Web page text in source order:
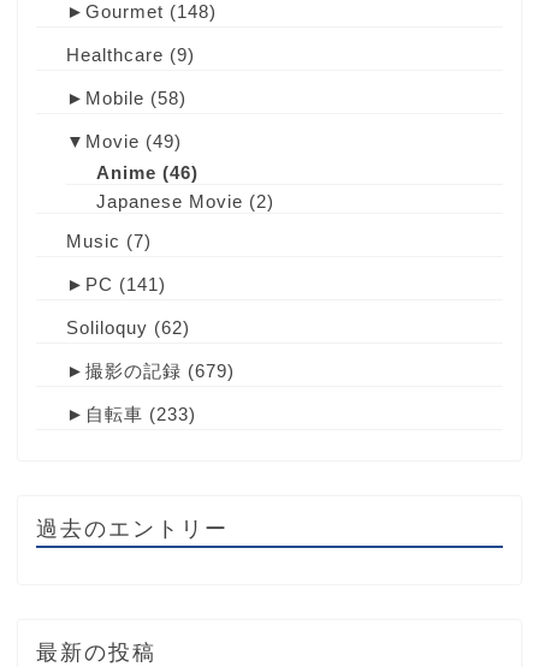
► Gourmet (148)
Healthcare (9)
► Mobile (58)
▼ Movie (49)
Anime (46)
Japanese Movie (2)
Music (7)
► PC (141)
Soliloquy (62)
► 撮影の記録 (679)
► 自転車 (233)
過去のエントリー
最新の投稿